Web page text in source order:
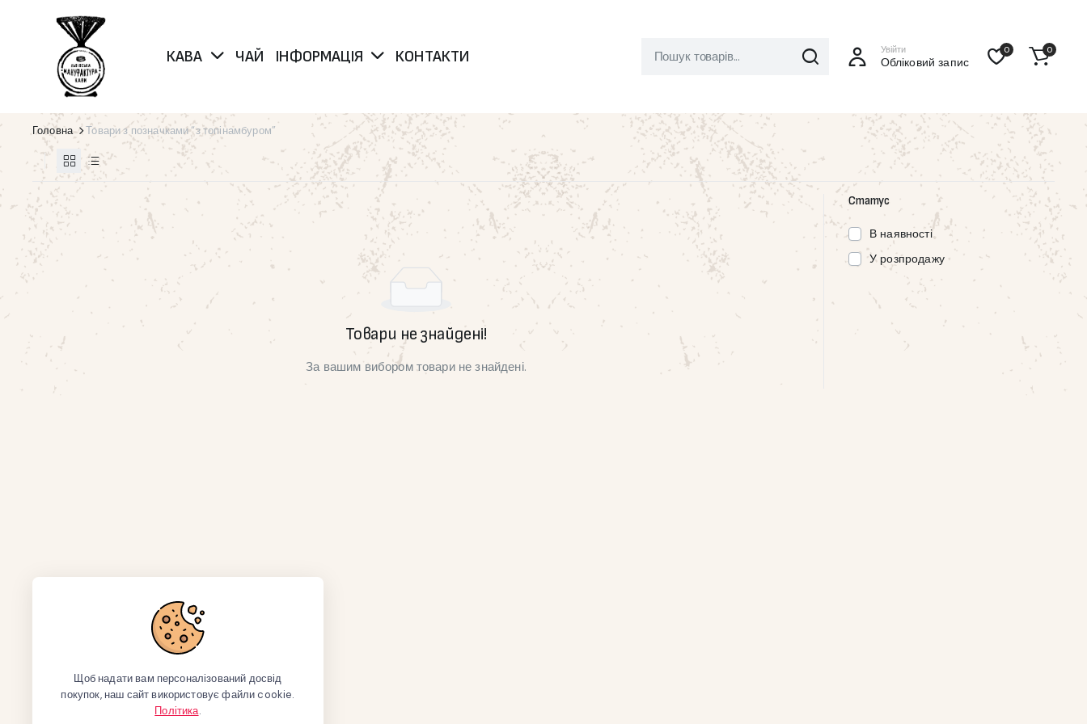
КАВА ЧАЙ ІНФОРМАЦІЯ КОНТАКТИ Увійти
Обліковий запис
0 0
Головна Товари з позначками “з топінамбуром”
Товари не знайдені!
За вашим вибором товари не знайдені.
Статус
В наявності
У розпродажу
Щоб надати вам персоналізований досвід
покупок, наш сайт використовує файли cookie.
Політика.